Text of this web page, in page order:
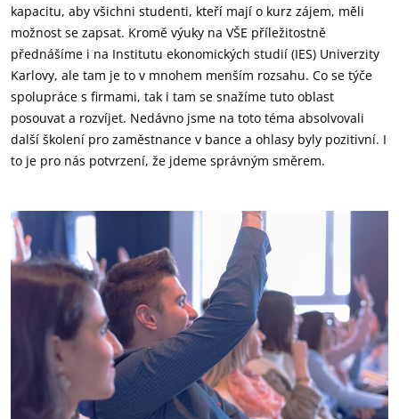
kapacitu, aby všichni studenti, kteří mají o kurz zájem, měli
možnost se zapsat. Kromě výuky na VŠE příležitostně
přednášíme i na Institutu ekonomických studií (IES) Univerzity
Karlovy, ale tam je to v mnohem menším rozsahu. Co se týče
spolupráce s firmami, tak i tam se snažíme tuto oblast
posouvat a rozvíjet. Nedávno jsme na toto téma absolvovali
další školení pro zaměstnance v bance a ohlasy byly pozitivní. I
to je pro nás potvrzení, že jdeme správným směrem.